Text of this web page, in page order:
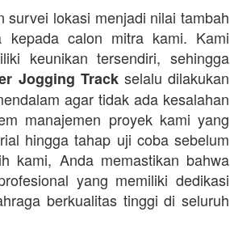
survei lokasi menjadi nilai tambah
kepada calon mitra kami. Kami
keunikan tersendiri, sehingga
Jogging Trackselalu dilakukan
agar tidak ada kesalahan
manajemen proyek kami yang
hingga tahap uji coba sebelum
kami, Anda memastikan bahwa
yang memiliki dedikasi
berkualitas tinggi di seluruh